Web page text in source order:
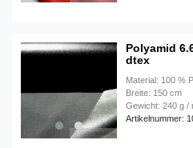
Polyamid
dtex
Material: 100 %
Breite: 150 cm
Gewicht: 240 g /
Artikelnummer: